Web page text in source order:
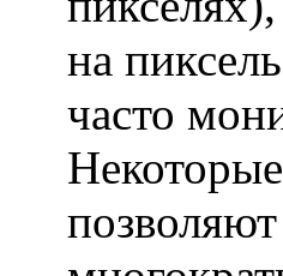
на
часто